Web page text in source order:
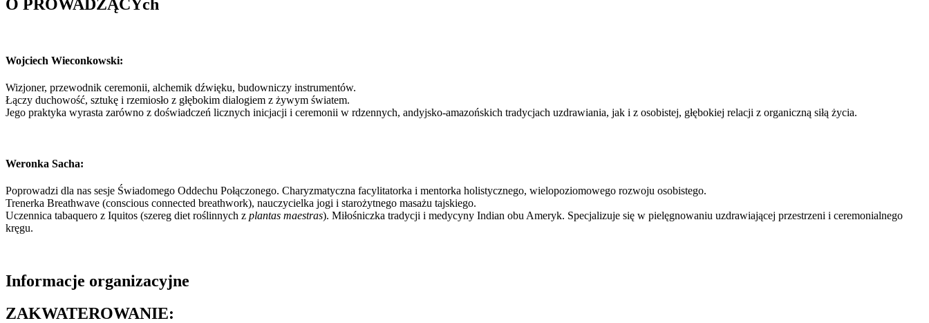
O PROWADZĄCYch
Wojciech Wieconkowski:
Wizjoner, przewodnik ceremonii, alchemik dźwięku, budowniczy instrumentów.
Łączy duchowość, sztukę i rzemiosło z głębokim dialogiem z żywym światem.
Jego praktyka wyrasta zarówno z doświadczeń licznych inicjacji i ceremonii w rdzennych, andyjsko-amazońskich tradycjach uzdrawiania, jak i z osobistej, głębokiej relacji z organiczną siłą życia.
Weronka Sacha:
Poprowadzi dla nas sesje Świadomego Oddechu Połączonego. Charyzmatyczna facylitatorka i mentorka holistycznego, wielopoziomowego rozwoju osobistego.
Trenerka Breathwave (conscious connected breathwork), nauczycielka jogi i starożytnego masażu tajskiego.
Uczennica tabaquero z Iquitos (szereg diet roślinnych z plantas maestras). Miłośniczka tradycji i medycyny Indian obu Ameryk. Specjalizuje się w pielęgnowaniu uzdrawiającej przestrzeni i ceremonialnego
kręgu.
Informacje organizacyjne
ZAKWATEROWANIE: